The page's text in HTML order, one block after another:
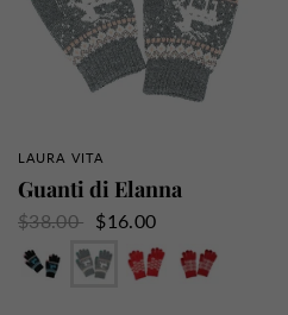
PANORAMICA RAPIDA
LAURA VITA
Guanti di Elanna
$38.00 $16.00
Rosso